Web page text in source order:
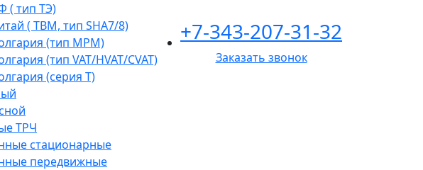
( тип ТЭ)
( TBM, тип SHA7/8)
(тип МРМ)
(тип VAT/HVAT/CVAT)
(серия Т)
ТРЧ
стационарные
передвижные
+7-343-207-31-32
Заказать звонок